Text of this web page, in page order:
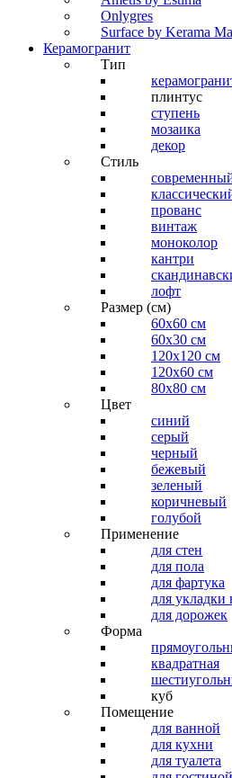
Onlygres
Surface by Kerama
Керамогранит
Тип
плинтус
ступень
мозаика
декор
Стиль
прованс
винтаж
моноколор
кантри
лофт
Размер (см)
60х60 см
60x30 см
120x120 см
120x60 см
80x80 см
Цвет
синий
серый
черный
бежевый
зеленый
коричневый
голубой
Применение
для стен
для пола
для фартука
для укладки
для дорожек
Форма
квадратная
куб
Помещение
для ванной
для кухни
для туалета